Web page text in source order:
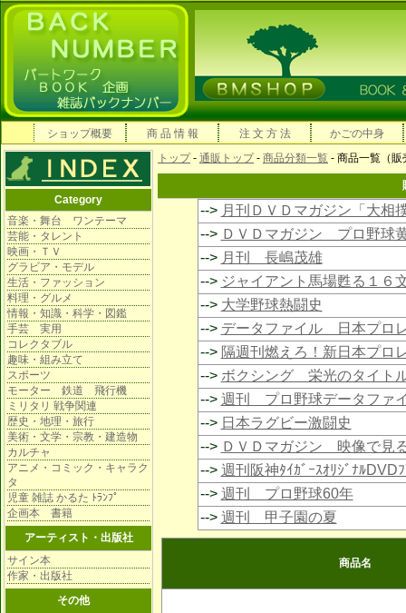
ショップ概要 商 品 情 報 注 文 方 法 かごの中身
Category
音楽・舞台 ワンテーマ
芸能・タレント
映画・ＴＶ
グラビア・モデル
生活・ファッション
料理・グルメ
情報・知識・科学・図鑑
手芸 実用
コレクタブル
趣味・組み立て
スポーツ
モーター 鉄道 飛行機
ミリタリ 戦争関連
歴史・地理・旅行
美術・文学・宗教・建造物
カルチャ
アニメ・コミック・キャラク
タ
児童 雑誌 かるた ﾄﾗﾝﾌﾟ
企画本 書籍
アーティスト・出版社
サイン本
作家・出版社
その他
トップ- 通販トップ- 商品分類一覧 - 商品一覧（販
--> 月刊ＤＶＤマガジン「大相
--> ＤＶＤマガジン プロ野球
--> 月刊 長嶋茂雄
--> ジャイアント馬場甦る１６
--> 大学野球熱闘史
--> データファイル 日本プロ
--> 隔週刊燃えろ！新日本プロ
--> ボクシング 栄光のタイト
--> 週刊 プロ野球データファ
--> 日本ラグビー激闘史
--> ＤＶＤマガジン 映像で見
--> 週刊阪神ﾀｲｶﾞｰｽｵﾘｼﾞﾅﾙDVD
--> 週刊 プロ野球60年
--> 週刊 甲子園の夏
商品名